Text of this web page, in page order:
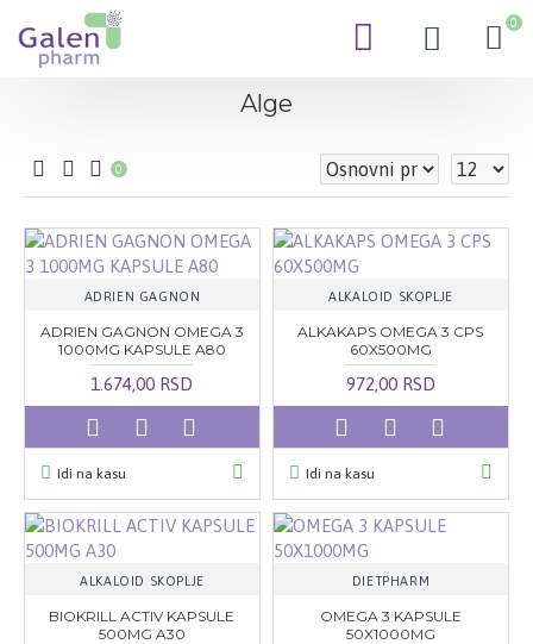
0
Alge
0
ADRIEN GAGNON
ADRIEN GAGNON OMEGA 3
1000MG KAPSULE A80
1.674,00 RSD
Idi na kasu
ALKALOID SKOPLJE
ALKAKAPS OMEGA 3 CPS
60X500MG
972,00 RSD
Idi na kasu
ALKALOID SKOPLJE
BIOKRILL ACTIV KAPSULE
500MG A30
DIETPHARM
OMEGA 3 KAPSULE
50X1000MG